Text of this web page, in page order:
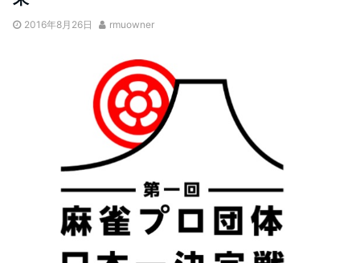
2016年8月26日 rmuowner